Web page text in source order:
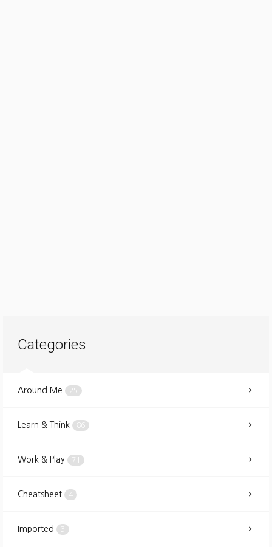
Categories
Around Me 25
Learn & Think 86
Work & Play 71
Cheatsheet 4
Imported 3